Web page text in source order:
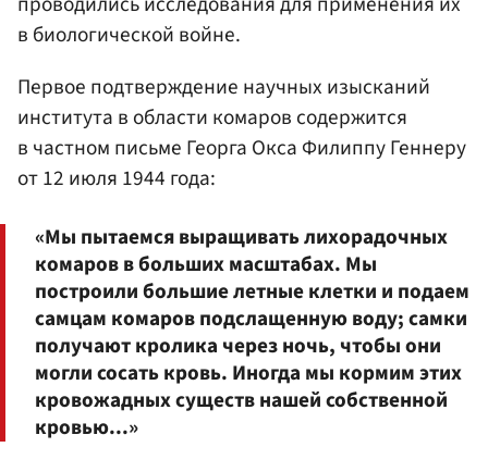
в биологической войне.
Первое подтверждение научных изысканий
института в области комаров содержится
в частном письме Георга Окса Филиппу Геннеру
от 12 июля 1944 года:
«Мы пытаемся выращивать лихорадочных
комаров в больших масштабах. Мы
построили большие летные клетки и подаем
самцам комаров подслащенную воду; самки
получают кролика через ночь, чтобы они
могли сосать кровь. Иногда мы кормим этих
кровожадных существ нашей собственной
кровью...»